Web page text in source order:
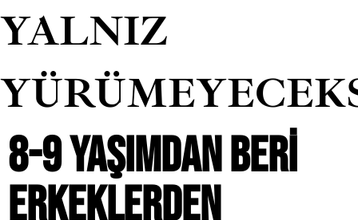
YALNIZ
8-9 YAŞIMDAN BERI
ERKEKLERDEN